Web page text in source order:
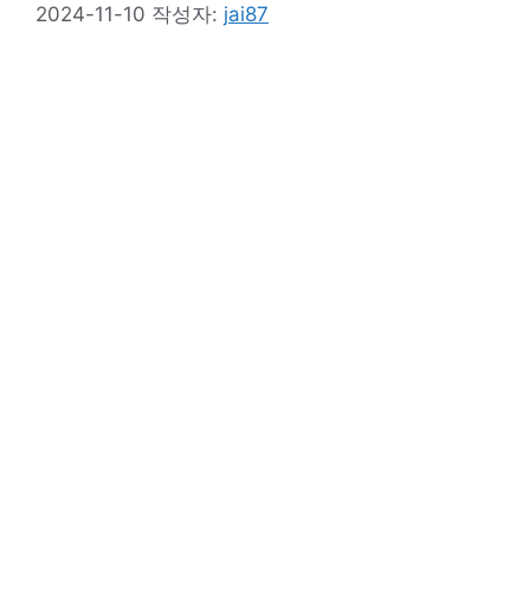
2024-11-10 작성자: jai87